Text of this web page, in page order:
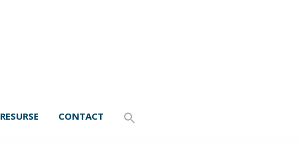
RESURSE CONTACT